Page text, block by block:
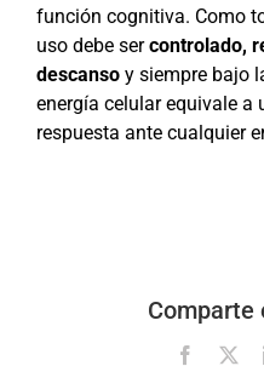
función cognitiva. Como
uso debe sercontrolado,
descansoy siempre bajo
energía celular equivale a
respuesta ante cualquier
Comparte